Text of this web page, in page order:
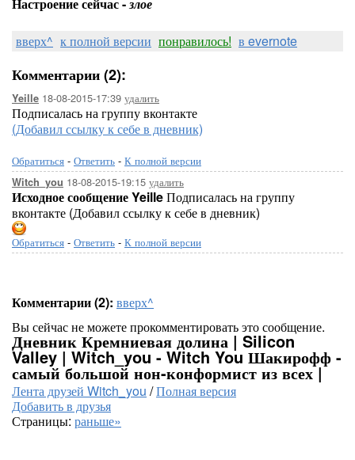
вверх^ к полной версии понравилось! в evernote
Комментарии (2):
Yeille 18-08-2015-17:39 удалить
Подписалась на группу вконтакте
(Добавил ссылку к себе в дневник)
Обратиться - Ответить - К полной версии
Witch_you 18-08-2015-19:15 удалить
Исходное сообщение YeilleПодписалась на группу
вконтакте (Добавил ссылку к себе в дневник)
Обратиться - Ответить - К полной версии
Комментарии (2): вверх^
Вы сейчас не можете прокомментировать это сообщение.
Дневник Кремниевая долина | Silicon
Valley | Witch_you - Witch You Шакирофф -
самый большой нон-конформист из всех |
Лента друзей Witch_you /Полная версия
Добавить в друзья
Страницы: раньше»